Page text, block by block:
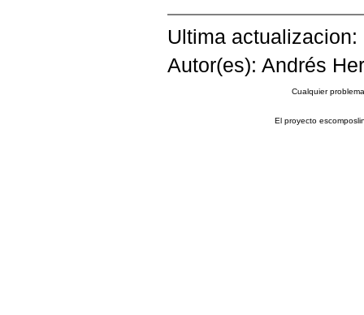
Ultima
Autor(es): Andrés
Cualquier
El proyecto